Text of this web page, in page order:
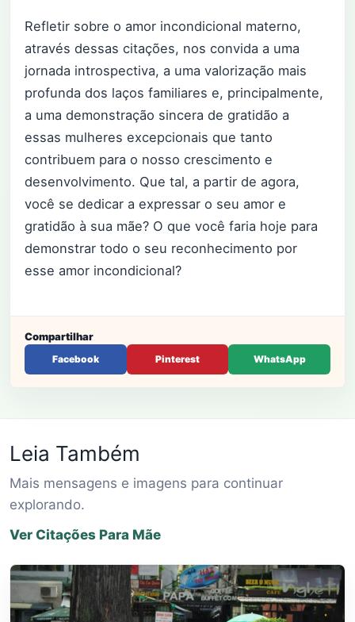
Refletir sobre o amor incondicional materno,
através dessas citações, nos convida a uma
jornada introspectiva, a uma valorização mais
profunda dos laços familiares e, principalmente,
a uma demonstração sincera de gratidão a
essas mulheres excepcionais que tanto
contribuem para o nosso crescimento e
desenvolvimento. Que tal, a partir de agora,
você se dedicar a expressar o seu amor e
gratidão à sua mãe? O que você faria hoje para
demonstrar todo o seu reconhecimento por
esse amor incondicional?
Compartilhar
Facebook Pinterest WhatsApp
Leia Também
Mais mensagens e imagens para continuar
explorando.
Ver Citações Para Mãe